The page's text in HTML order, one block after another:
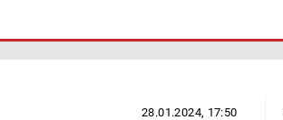
28.01.2024, 17:50